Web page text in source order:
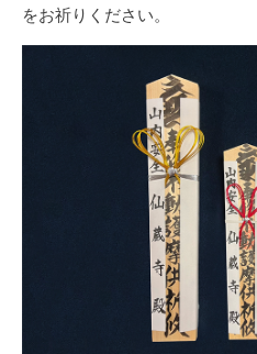
をお祈りください。